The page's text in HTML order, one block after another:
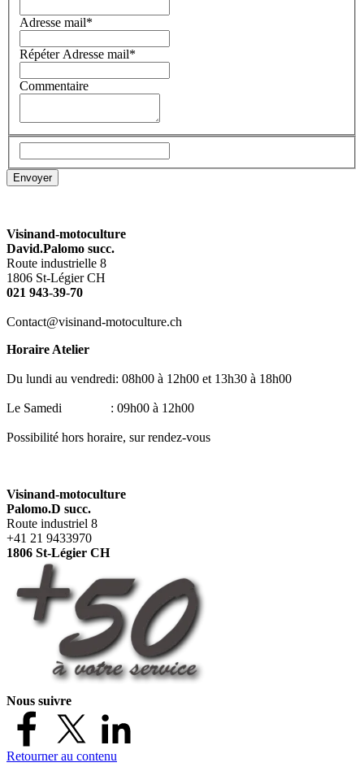
Adresse mail*
Répéter Adresse mail*
Commentaire
Visinand-motoculture
David.Palomo succ.
Route industrielle 8
1806 St-Légier CH
021 943-39-70
Contact@visinand-motoculture.ch
Horaire Atelier
Du lundi au vendredi: 08h00 à 12h00 et 13h30 à 18h00
Le Samedi : 09h00 à 12h00
Possibilité hors horaire, sur rendez-vous
Visinand-motoculture
Palomo.D succ.
Route industriel 8
+41 21 9433970
1806 St-Légier CH
Nous suivre
Retourner au contenu